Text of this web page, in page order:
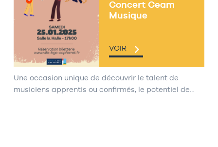
Concert Ceam
Musique
VOIR
Une occasion unique de découvrir le talent de
musiciens apprentis ou confirmés, le potentiel de…